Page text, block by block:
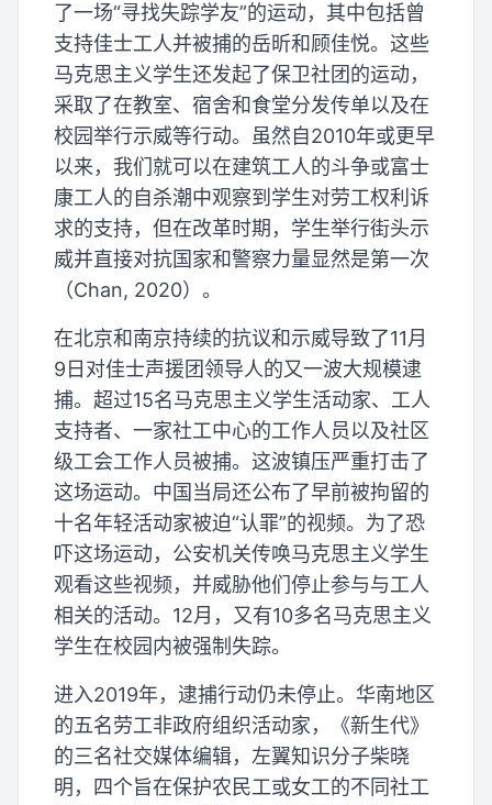
了一场“寻找失踪学友”的运动，其中包括曾
支持佳士工人并被捕的岳昕和顾佳悦。这些
马克思主义学生还发起了保卫社团的运动，
采取了在教室、宿舍和食堂分发传单以及在
校园举行示威等行动。虽然自2010年或更早
以来，我们就可以在建筑工人的斗争或富士
康工人的自杀潮中观察到学生对劳工权利诉
求的支持，但在改革时期，学生举行街头示
威并直接对抗国家和警察力量显然是第一次
（Chan, 2020）。
在北京和南京持续的抗议和示威导致了11月
9日对佳士声援团领导人的又一波大规模逮
捕。超过15名马克思主义学生活动家、工人
支持者、一家社工中心的工作人员以及社区
级工会工作人员被捕。这波镇压严重打击了
这场运动。中国当局还公布了早前被拘留的
十名年轻活动家被迫“认罪”的视频。为了恐
吓这场运动，公安机关传唤马克思主义学生
观看这些视频，并威胁他们停止参与与工人
相关的活动。12月，又有10多名马克思主义
学生在校园内被强制失踪。
进入2019年，逮捕行动仍未停止。华南地区
的五名劳工非政府组织活动家，《新生代》
的三名社交媒体编辑，左翼知识分子柴晓
明，四个旨在保护农民工或女工的不同社工